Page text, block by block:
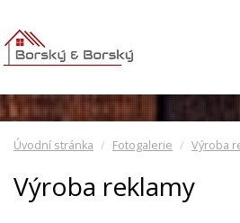
Úvodní stránka Fotogalerie Výroba
Výroba reklamy